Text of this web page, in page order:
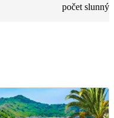
počet